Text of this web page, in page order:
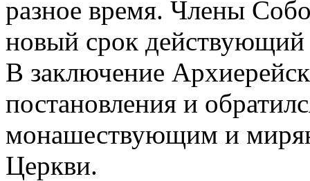
разное время. Члены
новый срок действующий
В заключение
постановления и
монашествующим и
Церкви.